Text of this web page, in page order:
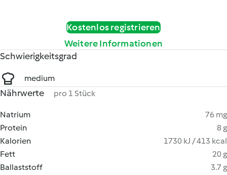
Kostenlos registrieren
Weitere Informationen
Schwierigkeitsgrad
medium
Nährwerte pro 1 Stück
Natrium
76 mg
Protein
8 g
Kalorien
1730 kJ / 413 kcal
Fett
20 g
Ballaststoff
3.7 g